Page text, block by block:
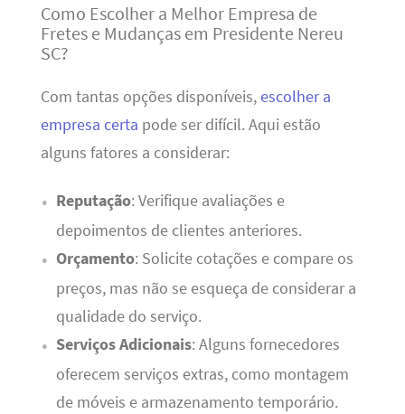
Como Escolher a Melhor Empresa de
Fretes e Mudanças em Presidente Nereu
SC?
Com tantas opções disponíveis,escolher a
empresa certa pode ser difícil. Aqui estão
alguns fatores a considerar:
Reputação: Verifique avaliações e
depoimentos de clientes anteriores.
Orçamento: Solicite cotações e compare os
preços, mas não se esqueça de considerar a
qualidade do serviço.
Serviços Adicionais: Alguns fornecedores
oferecem serviços extras, como montagem
de móveis e armazenamento temporário.